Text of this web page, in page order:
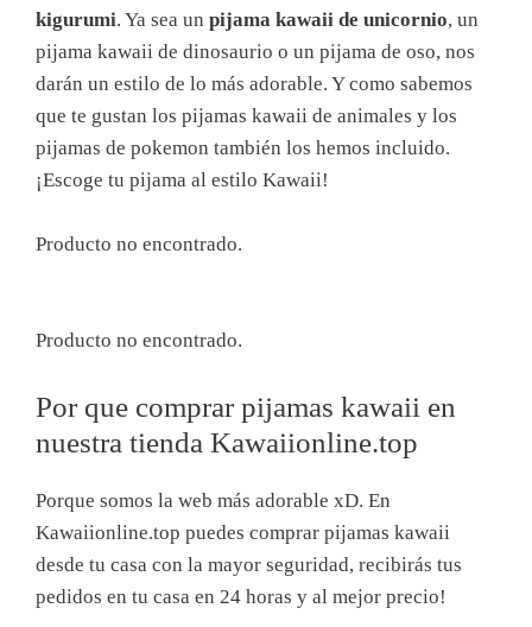
kigurumi. Ya sea un pijama kawaii de unicornio, un
pijama kawaii de dinosaurio o un pijama de oso, nos
darán un estilo de lo más adorable. Y como sabemos
que te gustan los pijamas kawaii de animales y los
pijamas de pokemon también los hemos incluido.
¡Escoge tu pijama al estilo Kawaii!
Producto no encontrado.
Producto no encontrado.
Por que comprar pijamas kawaii en
nuestra tienda Kawaiionline.top
Porque somos la web más adorable xD. En
Kawaiionline.top puedes comprar pijamas kawaii
desde tu casa con la mayor seguridad, recibirás tus
pedidos en tu casa en 24 horas y al mejor precio!